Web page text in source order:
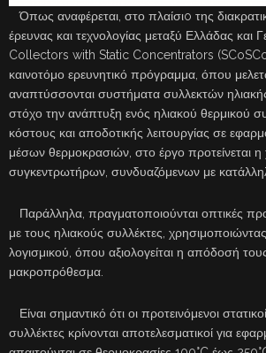
Όπως αναφέρεται, στο πλαίσιo της
έρευνας και τεχνολογίας μεταξύ Ελλάδας και
Collectors with Static Concentrators
καινοτόμο ερευνητικό πρόγραμμα, όπου
αναπτύσσονται συστήματα συλλεκτών
στόχο την ανάπτυξη ενός ηλιακού θερμικού
κόστους και αποδοτικής λειτουργίας σε
μέσων θερμοκρασιών, στο έργο προτείνεται
συγκεντρωτήρων, συνδυαζόμενων με
Παράλληλα, πραγματοποιούνται οπτικές
με τους ηλιακούς συλλέκτες,
λογισμικού, όπου αξιολογείται η απόδοσή
μακροπρόθεσμα.
Είναι σημαντικό ότι οι προτεινόμενοι
συλλέκτες κρίνονται αποτελεσματικοί για